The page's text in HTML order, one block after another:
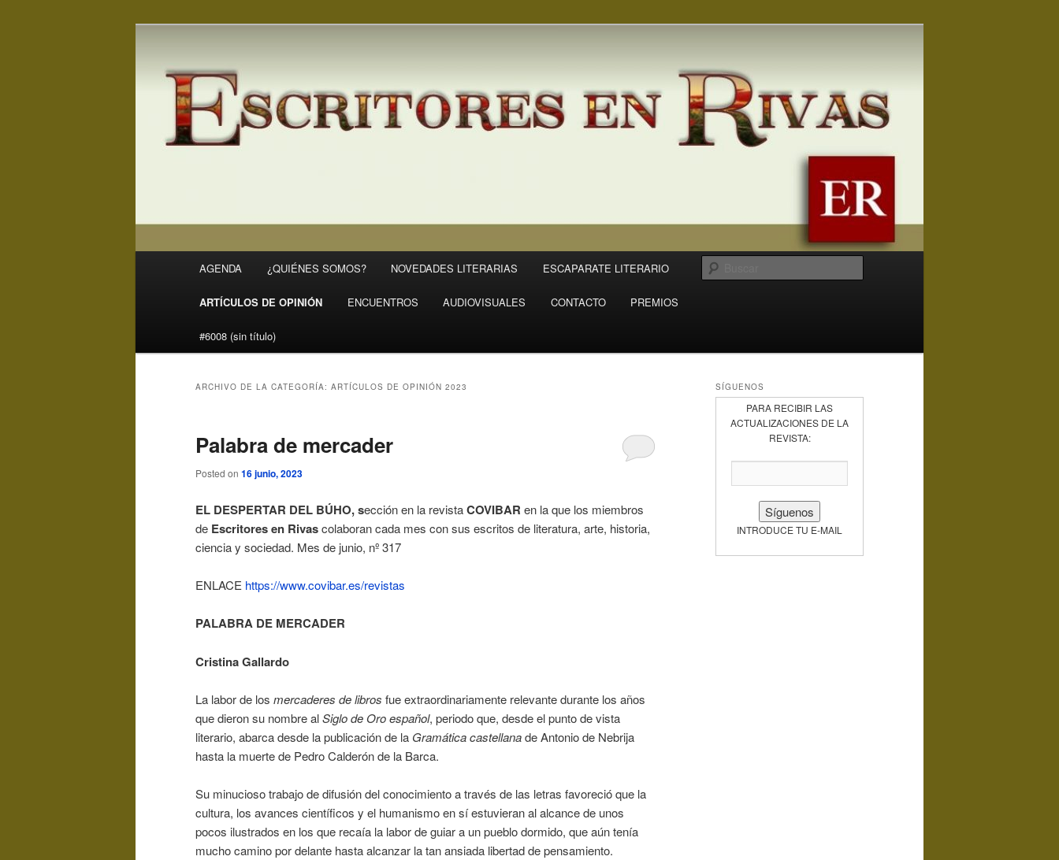
ER
AGENDA ¿QUIÉNES SOMOS? NOVEDADES LITERARIAS ESCAPARATE LITERARIO
ARTÍCULOS DE OPINIÓN ENCUENTROS AUDIOVISUALES CONTACTO PREMIOS
#6008 (sin título)
ARCHIVO DE LA CATEGORÍA: ARTÍCULOS DE OPINIÓN 2023
Palabra de mercader
Posted on 16 junio, 2023
EL DESPERTAR DEL BÚHO, sección en la revistaCOVIBAR en la que los miembros
de Escritores en Rivascolaboran cada mes con sus escritos de literatura, arte, historia,
ciencia y sociedad. Mes de junio, nº 317
ENLACE https://www.covibar.es/revistas
PALABRA DE MERCADER
Cristina Gallardo
La labor de los mercaderes de libros fue extraordinariamente relevante durante los años
que dieron su nombre alSiglo de Oro español, periodo que, desde el punto de vista
literario, abarca desde la publicación de la Gramática castellanade Antonio de Nebrija
hasta la muerte de Pedro Calderón de la Barca.
Su minucioso trabajo de difusión del conocimiento a través de las letras favoreció que la
cultura, los avances científicos y el humanismo en sí estuvieran al alcance de unos
pocos ilustrados en los que recaía la labor de guiar a un pueblo dormido, que aún tenía
mucho camino por delante hasta alcanzar la tan ansiada libertad de pensamiento.
SÍGUENOS
PARA RECIBIR LAS
ACTUALIZACIONES DE LA
REVISTA:
INTRODUCE TU E-MAIL